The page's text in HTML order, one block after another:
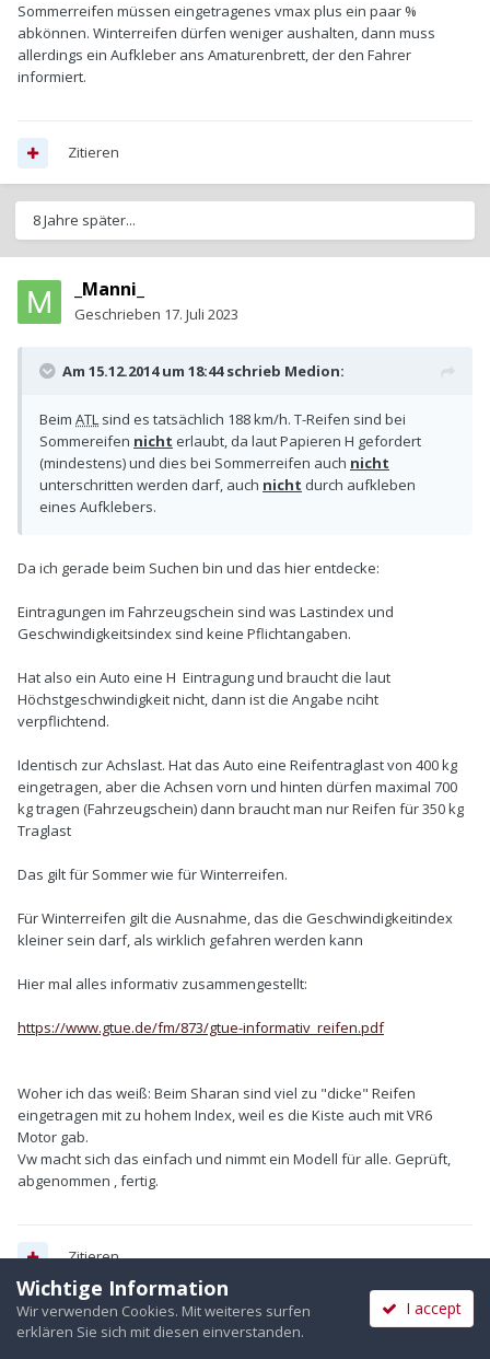
Sommerreifen müssen eingetragenes vmax plus ein paar %
abkönnen. Winterreifen dürfen weniger aushalten, dann muss
allerdings ein Aufkleber ans Amaturenbrett, der den Fahrer
informiert.
Zitieren
8 Jahre später...
_Manni_
Geschrieben 17. Juli 2023
Am 15.12.2014 um 18:44 schrieb Medion:
Beim ATL sind es tatsächlich 188 km/h. T-Reifen sind bei
Sommereifen nicht erlaubt, da laut Papieren H gefordert
(mindestens) und dies bei Sommerreifen auch nicht
unterschritten werden darf, auch nicht durch aufkleben
eines Aufklebers.
Da ich gerade beim Suchen bin und das hier entdecke:
Eintragungen im Fahrzeugschein sind was Lastindex und
Geschwindigkeitsindex sind keine Pflichtangaben.
Hat also ein Auto eine H Eintragung und braucht die laut
Höchstgeschwindigkeit nicht, dann ist die Angabe nciht
verpflichtend.
Identisch zur Achslast. Hat das Auto eine Reifentraglast von 400 kg
eingetragen, aber die Achsen vorn und hinten dürfen maximal 700
kg tragen (Fahrzeugschein) dann braucht man nur Reifen für 350 kg
Traglast
Das gilt für Sommer wie für Winterreifen.
Für Winterreifen gilt die Ausnahme, das die Geschwindigkeitindex
kleiner sein darf, als wirklich gefahren werden kann
Hier mal alles informativ zusammengestellt:
https://www.gtue.de/fm/873/gtue-informativ_reifen.pdf
Woher ich das weiß: Beim Sharan sind viel zu "dicke" Reifen
eingetragen mit zu hohem Index, weil es die Kiste auch mit VR6
Motor gab.
Vw macht sich das einfach und nimmt ein Modell für alle. Geprüft,
abgenommen , fertig.
Zitieren
Deine Meinung
Wichtige Information
Wir verwenden Cookies. Mit weiteres surfen
erklären Sie sich mit diesen einverstanden.
I accept